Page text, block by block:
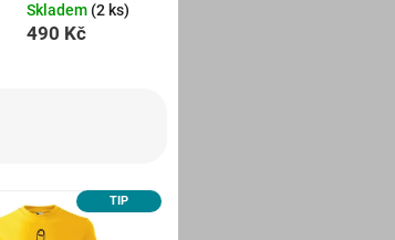
Skladem (2 ks)
490 Kč
TIP